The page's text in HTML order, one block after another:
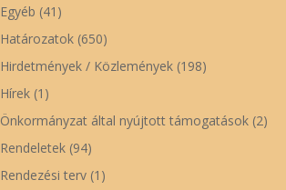
Egyéb (41)
Határozatok (650)
Hirdetmények / Közlemények (198)
Hírek (1)
Önkormányzat által nyújtott támogatások (2)
Rendeletek (94)
Rendezési terv (1)